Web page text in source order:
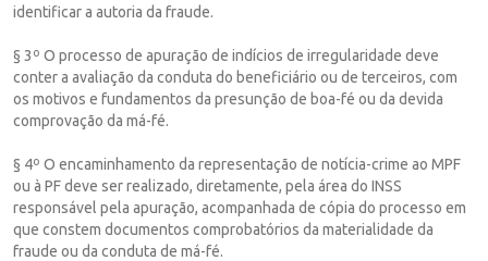
identificar a autoria da fraude.
§ 3º O processo de apuração de indícios de irregularidade deve
conter a avaliação da conduta do beneficiário ou de terceiros, com
os motivos e fundamentos da presunção de boa-fé ou da devida
comprovação da má-fé.
§ 4º O encaminhamento da representação de notícia-crime ao MPF
ou à PF deve ser realizado, diretamente, pela área do INSS
responsável pela apuração, acompanhada de cópia do processo em
que constem documentos comprobatórios da materialidade da
fraude ou da conduta de má-fé.